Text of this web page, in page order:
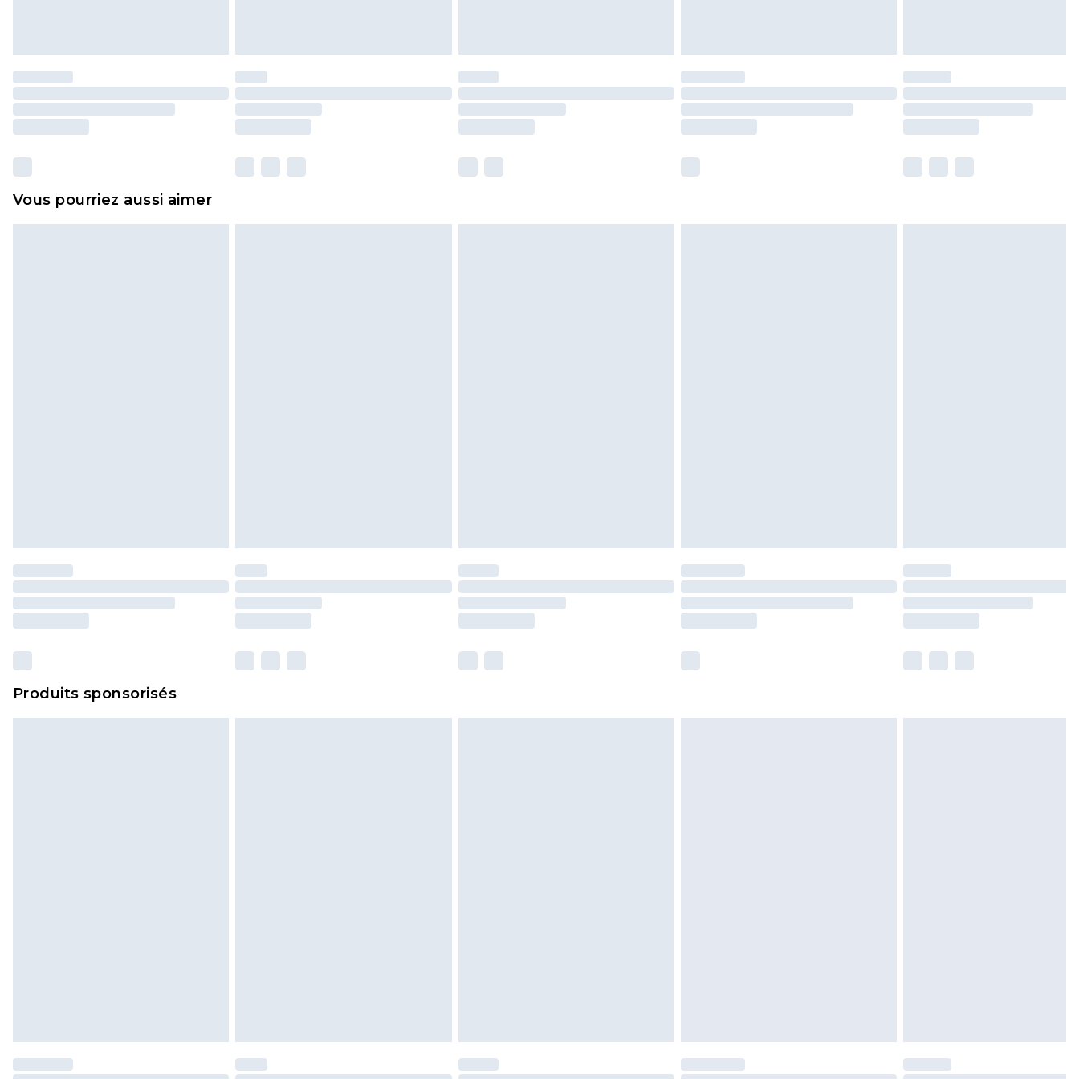
Vous pourriez aussi aimer
Produits sponsorisés